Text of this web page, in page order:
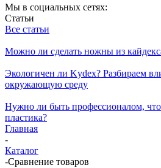
Мы в социальных сетях:
Статьи
Все статьи
Можно ли сделать ножны из
Экологичен ли Kydex? Разбираем
окружающую среду
Нужно ли быть профессионалом,
пластика?
Главная
-
Каталог
-Сравнение товаров